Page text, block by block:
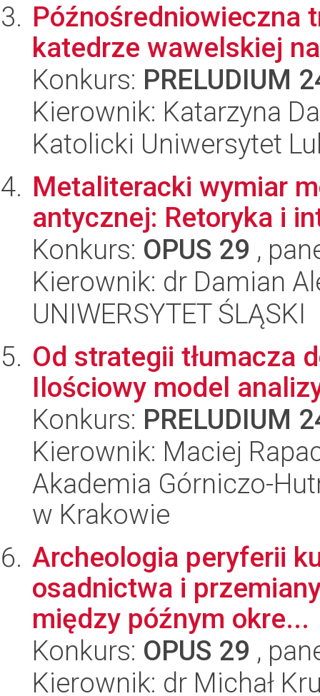
Późnośredniowieczna
katedrze wawelskiej
Konkurs: PRELUDIUM
Kierownik: Katarzyna
Katolicki Uniwersytet
Metaliteracki wymiar
antycznej: Retoryka i
Konkurs: OPUS 29 ,
Kierownik: dr Damian
UNIWERSYTET ŚLĄSKI
Od strategii tłumacza
Ilościowy model
Konkurs: PRELUDIUM
Kierownik: Maciej
Akademia Górniczo-
w Krakowie
Archeologia peryferii
osadnictwa i
między późnym okre...
Konkurs: OPUS 29 ,
Kierownik: dr Michał